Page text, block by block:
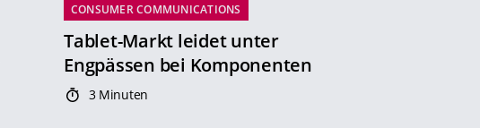
CONSUMER COMMUNICATIONS
Tablet-Markt leidet unter
Engpässen bei Komponenten
3 Minuten